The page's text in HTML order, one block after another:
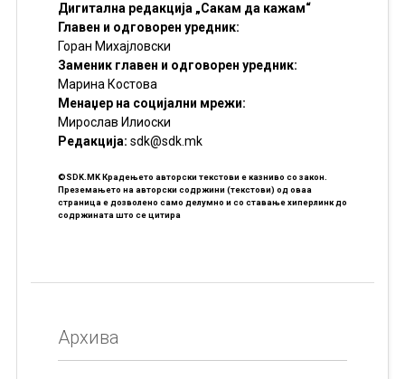
Дигитална редакција „Сакам да кажам“
Главен и одговорен уредник:
Горан Михајловски
Заменик главен и одговорен уредник:
Марина Костова
Менаџер на социјални мрежи:
Мирослав Илиоски
Редакцијa: sdk@sdk.mk
©SDK.MK Крадењето авторски текстови е казниво со закон.
Преземањето на авторски содржини (текстови) од оваа
страница е дозволено само делумно и со ставање хиперлинк до
содржината што се цитира
Архива